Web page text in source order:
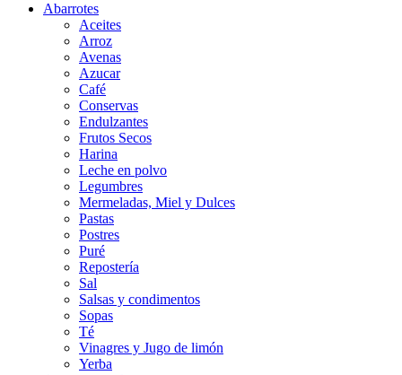
Abarrotes
Aceites
Arroz
Avenas
Azucar
Café
Conservas
Endulzantes
Frutos Secos
Harina
Leche en polvo
Legumbres
Mermeladas, Miel y Dulces
Pastas
Postres
Puré
Repostería
Sal
Salsas y condimentos
Sopas
Té
Vinagres y Jugo de limón
Yerba